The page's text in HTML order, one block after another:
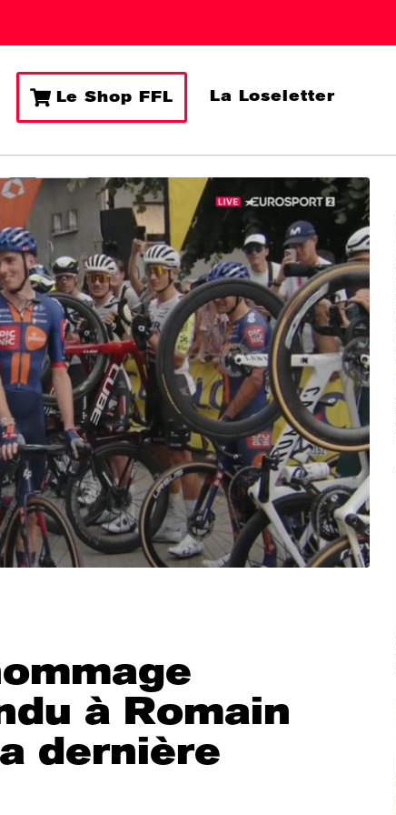
Le Shop FFL La Loseletter
à Romain
dernière